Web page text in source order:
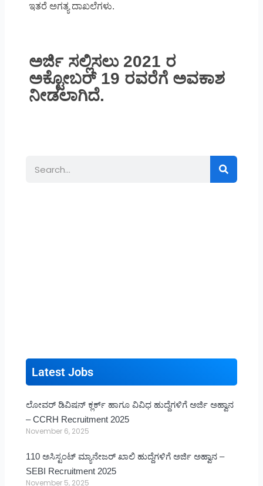
ಇತರೆ ಅಗತ್ಯ ದಾಖಲೆಗಳು.
ಅರ್ಜಿ ಸಲ್ಲಿಸಲು 2021 ರ
ಅಕ್ಟೋಬರ್ 19 ರವರೆಗೆ ಅವಕಾಶ
ನೀಡಲಾಗಿದೆ.
Search
Latest Jobs
ಲೋವರ್ ಡಿವಿಷನ್ ಕ್ಲರ್ಕ್ ಹಾಗೂ ವಿವಿಧ ಹುದ್ದೆಗಳಿಗೆ ಅರ್ಜಿ ಅಹ್ವಾನ
– CCRH Recruitment 2025
November 6, 2025
110 ಅಸಿಸ್ಟಂಟ್ ಮ್ಯಾನೇಜರ್ ಖಾಲಿ ಹುದ್ದೆಗಳಿಗೆ ಅರ್ಜಿ ಅಹ್ವಾನ –
SEBI Recruitment 2025
November 5, 2025